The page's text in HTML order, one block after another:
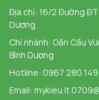
Địa chỉ: 16/2 Đường
Dương
Chi nhánh: Gần Cầu
Bình Dương
Hotline: 0967 280 149
Email: